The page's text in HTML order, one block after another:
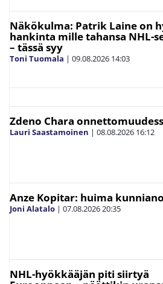
Näkökulma: Patrik Laine on
hankinta mille tahansa NHL-
– tässä syy
Toni Tuomala | 09.08.2026 14:03
Zdeno Chara
Lauri Saastamoinen | 08.08.2026 16:12
Anze Kopitar: huima
Joni Alatalo | 07.08.202620:35
NHL-hyökkääjän piti siirtyä